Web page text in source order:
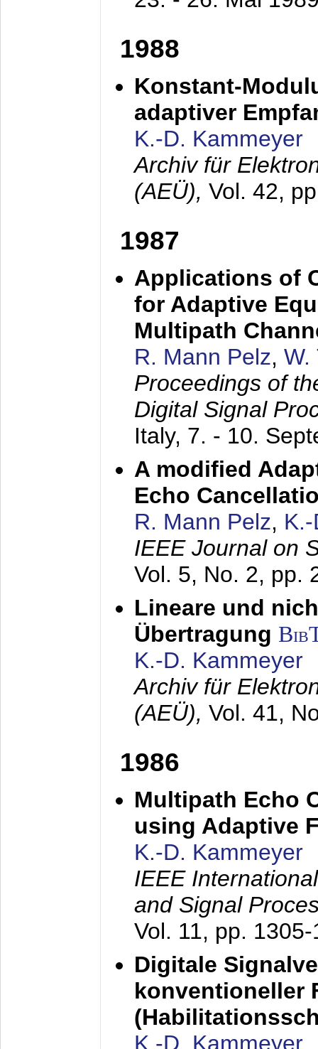
1988
Konstant-
adaptiver
K.-D. Kammeyer
Archiv für
(AEÜ), Vol. 42,
1987
Applications of
for Adaptive
Multipath
R. Mann Pelz, W.
Proceedings of
Digital Signal
Italy, 7. - 10.
A modified
Echo
R. Mann Pelz,
IEEE Journal on
Vol. 5, No. 2, pp.
Lineare und
Übertragung
K.-D. Kammeyer
Archiv für
(AEÜ), Vol. 41,
1986
Multipath Echo
using Adaptive
K.-D. Kammeyer
IEEE
and Signal
Vol. 11, pp.
Digitale
konventioneller
K.-D. Kammeyer